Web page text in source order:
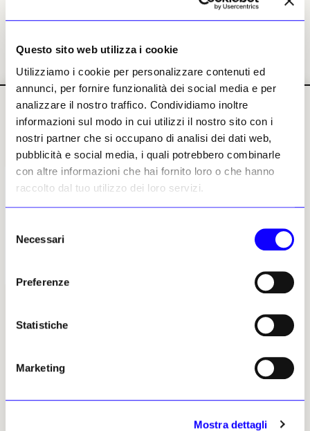
Questo sito web utilizza i cookie
Utilizziamo i cookie per personalizzare contenuti ed
annunci, per fornire funzionalità dei social media e per
analizzare il nostro traffico. Condividiamo inoltre
informazioni sul modo in cui utilizzi il nostro sito con i
nostri partner che si occupano di analisi dei dati web,
pubblicità e social media, i quali potrebbero combinarle
con altre informazioni che hai fornito loro o che hanno
raccolto dal tuo utilizzo dei loro servizi.
delNecessari
Preferenze
Statistiche
Marketing
Mostra dettagli
IL NUMERO
DI LUGLIO-
AGOSTO 2026
in edicola
IL NUMERO
DI LUGLIO-
AGOSTO 2026
in edicola
IL NUMERO
DI LUGLIO-
AGOSTO 2026
in edicola
IL NUMERO
DI LUGLIO-
AGOSTO 2026
in edicola
Archeologia
Musei e Fondazioni Aste
Arte & Imprese